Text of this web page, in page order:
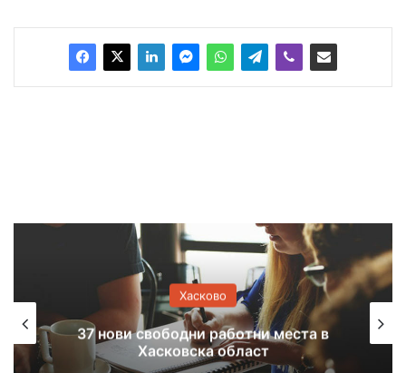
Хасково
37 нови свободни работни места в
Хасковска област